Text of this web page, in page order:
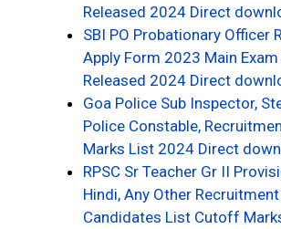
Released 2024 Direct
SBI PO Probationary Officer
Apply Form 2023 Main
Released 2024 Direct
Goa Police Sub Inspector,
Police Constable,
Marks List 2024 Direct
RPSC Sr Teacher Gr II
Hindi, Any Other
Candidates List Cutoff